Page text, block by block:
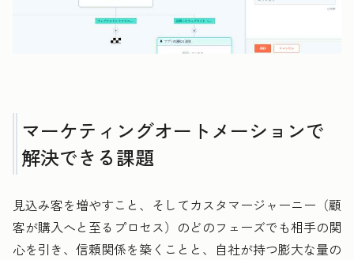
マーケティングオートメーションで
解決できる課題
見込み客を増やすこと、そしてカスタマージャーニー（顧
客が購入へと至るプロセス）のどのフェーズでも相手の関
心を引き、信頼関係を築くことと、自社が持つ膨大な量の